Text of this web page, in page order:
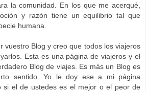
la comunidad. En los que me acerqué,
y razón tiene un equilibrio tal que
humana.
vuestro Blog y creo que todos los viajeros
Esta es una página de viajeros y el
Blog de viajes. Es más un Blog es
sentido. Yo le doy ese a mi página
si el de ustedes es el mejor o el peor de